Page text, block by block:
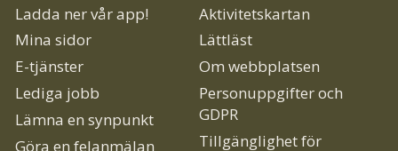
Ladda ner vår app!
Mina sidor
E-tjänster
Lediga jobb
Lämna en synpunkt
Göra en felanmälan
Aktivitetskartan
Lättläst
Om webbplatsen
Personuppgifter och
GDPR
Tillgänglighet för